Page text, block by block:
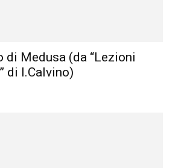
di Medusa (da “Lezioni
di I.Calvino)